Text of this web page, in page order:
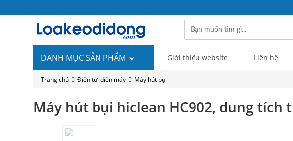
DANH MỤC SẢN PHẨM Giới thiệu website Liên hệ
Trang chủ Điện tử, điện máy Máy hút bụi
Máy hút bụi hiclean HC902, dung tích